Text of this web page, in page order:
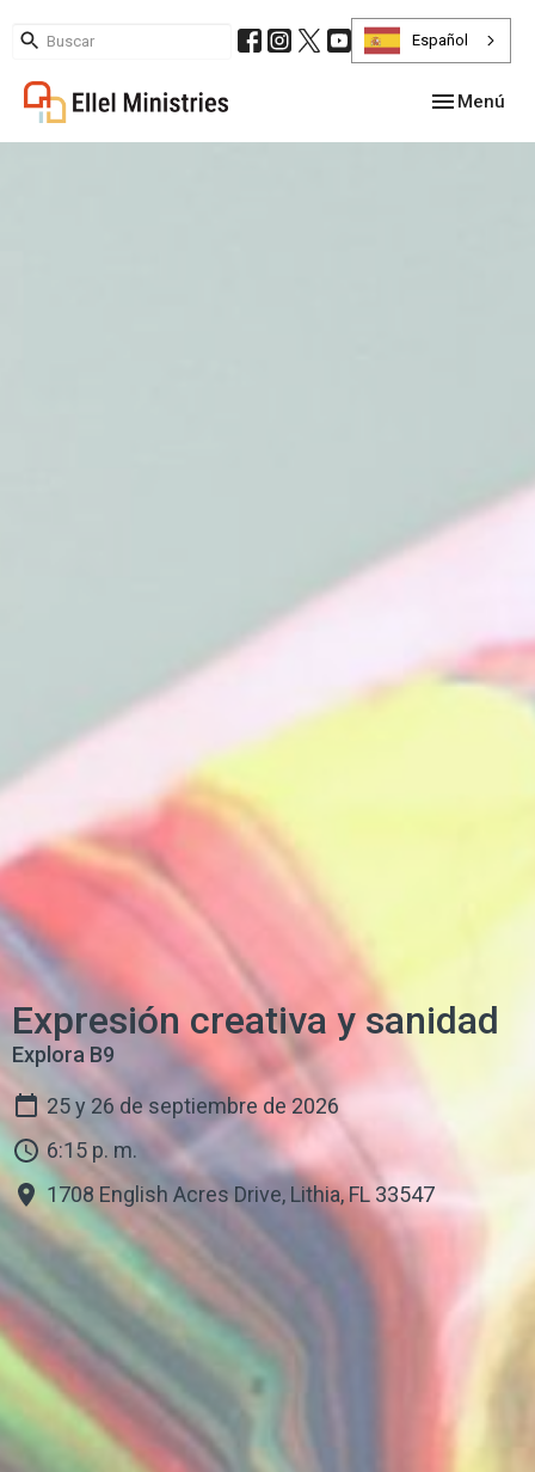
Español
Alternar
Menú
Expresión creativa y sanidad
Explora B9
25 y 26 de septiembre de 2026
6:15 p. m.
1708 English Acres Drive, Lithia, FL 33547